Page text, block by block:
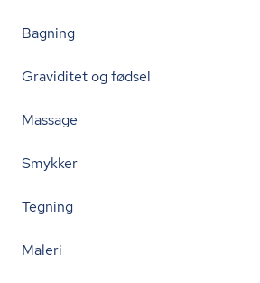
Bagning
Graviditet og fødsel
Massage
Smykker
Tegning
Maleri